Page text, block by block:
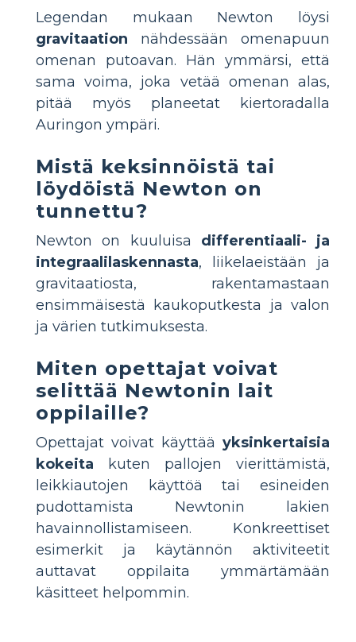
Legendan mukaan Newton löysi
gravitaation nähdessään omenapuun
omenan putoavan. Hän ymmärsi, että
sama voima, joka vetää omenan alas,
pitää myös planeetat kiertoradalla
Auringon ympäri.
Mistä keksinnöistä tai
löydöistä Newton on
tunnettu?
Newton on kuuluisa differentiaali- ja
integraalilaskennasta, liikelaeistään ja
gravitaatiosta, rakentamastaan
ensimmäisestä kaukoputkesta ja valon
ja värien tutkimuksesta.
Miten opettajat voivat
selittää Newtonin lait
oppilaille?
Opettajat voivat käyttää yksinkertaisia
kokeita kuten pallojen vierittämistä,
leikkiautojen käyttöä tai esineiden
pudottamista Newtonin lakien
havainnollistamiseen. Konkreettiset
esimerkit ja käytännön aktiviteetit
auttavat oppilaita ymmärtämään
käsitteet helpommin.